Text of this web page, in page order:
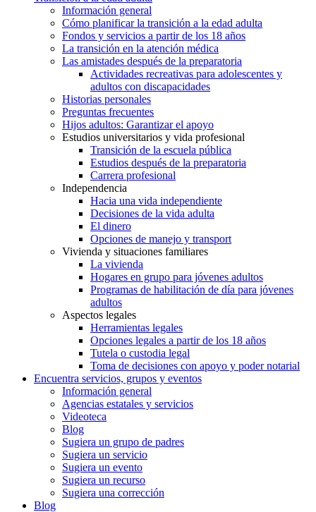
Información general
Cómo planificar la transición a la edad adulta
Fondos y servicios a partir de los 18 años
La transición en la atención médica
Las amistades después de la preparatoria
Actividades recreativas para adolescentes y
adultos con discapacidades
Historias personales
Preguntas frecuentes
Hijos adultos: Garantizar el apoyo
Estudios universitarios y vida profesional
Transición de la escuela pública
Estudios después de la preparatoria
Carrera profesional
Independencia
Hacia una vida independiente
Decisiones de la vida adulta
El dinero
Opciones de manejo y transport
Vivienda y situaciones familiares
La vivienda
Hogares en grupo para jóvenes adultos
Programas de habilitación de día para jóvenes
adultos
Aspectos legales
Herramientas legales
Opciones legales a partir de los 18 años
Tutela o custodia legal
Toma de decisiones con apoyo y poder notarial
Encuentra servicios, grupos y eventos
Información general
Agencias estatales y servicios
Videoteca
Blog
Sugiera un grupo de padres
Sugiera un servicio
Sugiera un evento
Sugiera un recurso
Sugiera una corrección
Blog